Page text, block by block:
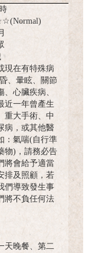
現在有特殊病
、暈眩、關節
、心臟疾病、
近一年曾產生
重大手術、中
病，或其他醫
：氣喘(自行準
物)，請務必告
將會給予適當
排及照顧，若
們導致發生事
將不負任何法
天晚餐、第二